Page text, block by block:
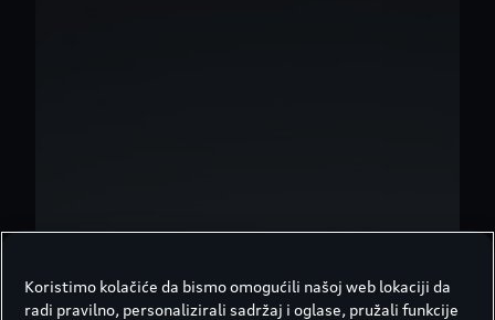
Koristimo kolačiće da bismo omogućili našoj web lokaciji da
radi pravilno, personalizirali sadržaj i oglase, pružali funkcije